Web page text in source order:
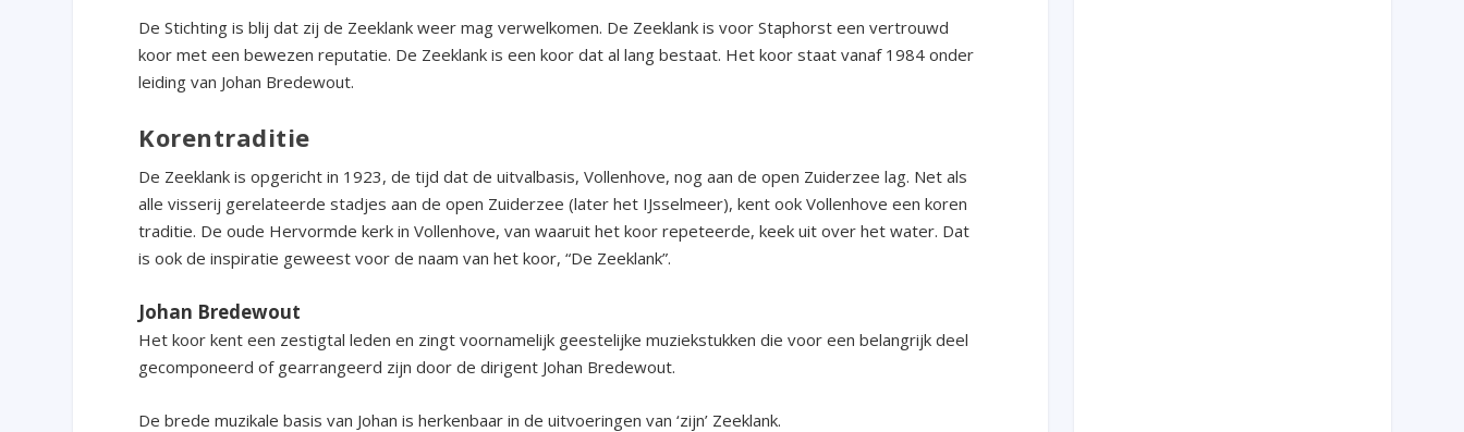
De Stichting is blij dat zij de Zeeklank weer mag verwelkomen. De Zeeklank is voor Staphorst een vertrouwd
koor met een bewezen reputatie. De Zeeklank is een koor dat al lang bestaat. Het koor staat vanaf 1984 onder
leiding van Johan Bredewout.
Korentraditie
De Zeeklank is opgericht in 1923, de tijd dat de uitvalbasis, Vollenhove, nog aan de open Zuiderzee lag. Net als
alle visserij gerelateerde stadjes aan de open Zuiderzee (later het IJsselmeer), kent ook Vollenhove een koren
traditie. De oude Hervormde kerk in Vollenhove, van waaruit het koor repeteerde, keek uit over het water. Dat
is ook de inspiratie geweest voor de naam van het koor, “De Zeeklank”.
Johan Bredewout
Het koor kent een zestigtal leden en zingt voornamelijk geestelijke muziekstukken die voor een belangrijk deel
gecomponeerd of gearrangeerd zijn door de dirigent Johan Bredewout.
De brede muzikale basis van Johan is herkenbaar in de uitvoeringen van ‘zijn’ Zeeklank.